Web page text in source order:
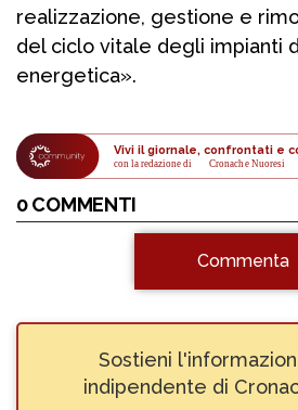
realizzazione, gestione e
del ciclo vitale degli impianti
energetica».
Vivi il giornale, confrontati e
con la redazione di Cronache Nuoresi
0 COMMENTI
Commenta
Sostieni
indipendente di